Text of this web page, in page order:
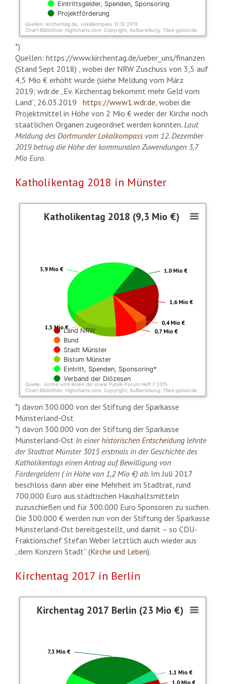
Eintrittsgelder, Spenden, Sponsoring
Projektförderung
Quellen: kirchentag.de, Lokalkompass 12.12.2019
Chart-Bibliothek: Highcharts.com; Copyright, Aufbereitung: 11tes-gebot.de
End of interactive chart.
*)
Quellen: https://www.kirchentag.de/ueber_uns/finanzen
(Stand Sept 2018) , wobei der NRW Zuschuss von 3,5 auf
4,5 Mio € erhöht wurde (siehe Meldung vom März
2019; wdr.de „Ev. Kirchentag bekommt mehr Geld vom
Land“, 26.03.2019 https://www1.wdr.de, wobei die
Projektmittel in Höhe von 2 Mio € weder der Kirche noch
staatlichen Organen zugeordnet werden konnten. Laut
Meldung des Dortmunder Lokalkompass vom 12. Dezember
2019 betrug die Höhe der kommunalen Zuwendungen 3,7
Mio Euro.
Katholikentag 2018 in Münster
Katholikentag 2018 (9,3 Mio €)
Katholikentag 2018 (9,3 Mio €)
1,6 Mio €
0,4 Mio €
0,7 Mio €
1,5 Mio €
3,9 Mio € 1,0 Mio €
Land NRW
Bund
Stadt Münster
Bistum Münster
Eintritt, Spenden, Sponsoring*
Verband der Diözesen
Quelle: .kirche-und-leben.de sowie Publik-Forum Heft 7 2015
Chart-Bibliothek: Highcharts.com; Copyright, Aufbereitung: 11tes-gebot.de
End of interactive chart.
*) davon 300.000 von der Stiftung der Sparkasse
Münsterland-Ost
*) davon 300.000 von der Stiftung der Sparkasse
Münsterland-Ost In einerhistorischen Entscheidung lehnte
der Stadtrat Münster 3015 erstmals in der Geschichte des
Katholikentags einen Antrag auf Bewilligung von
Fördergeldern ( in Höhe von 1,2 Mio €) ab. Im Juli 2017
beschloss dann aber eine Mehrheit im Stadtrat, rund
700.000 Euro aus städtischen Haushaltsmitteln
zuzuschießen und für 300.000 Euro Sponsoren zu suchen.
Die 300.000 € werden nun von der Stiftung der Sparkasse
Münsterland-Ost bereitgestellt, und damit – so CDU-
Fraktionschef Stefan Weber letztlich auch wieder aus
„dem Konzern Stadt“ (Kirche und Leben).
Kirchentag 2017 in Berlin
Kirchentag 2017 Berlin (23 Mio €)
Kirchentag 2017 Berlin (23 Mio €)
1,0 Mio €
7,3 Mio €
1,1 Mio €